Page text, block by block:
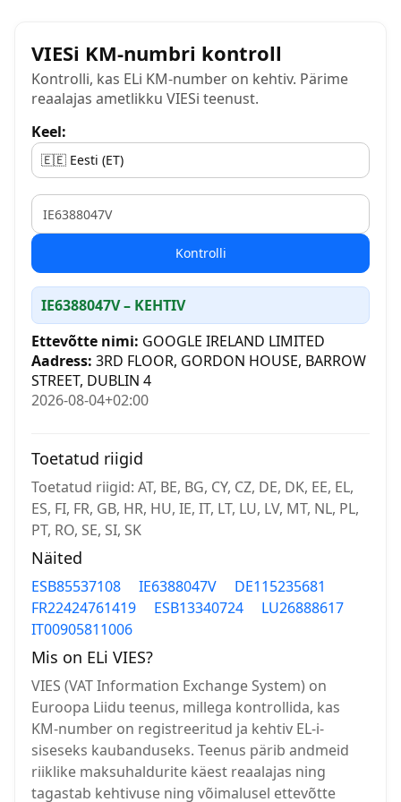
VIESi KM-numbri kontroll
Kontrolli, kas ELi KM-number on kehtiv. Pärime
reaalajas ametlikku VIESi teenust.
Keel:
Kontrolli
IE6388047V – KEHTIV
Ettevõtte nimi: GOOGLE IRELAND LIMITED
Aadress: 3RD FLOOR, GORDON HOUSE, BARROW
STREET, DUBLIN 4
2026-08-04+02:00
Toetatud riigid
Toetatud riigid: AT, BE, BG, CY, CZ, DE, DK, EE, EL,
ES, FI, FR, GB, HR, HU, IE, IT, LT, LU, LV, MT, NL, PL,
PT, RO, SE, SI, SK
Näited
ESB85537108 IE6388047V
DE115235681
FR22424761419
ESB13340724
LU26888617
IT00905811006
Mis on ELi VIES?
VIES (VAT Information Exchange System) on
Euroopa Liidu teenus, millega kontrollida, kas
KM-number on registreeritud ja kehtiv EL-i-
siseseks kaubanduseks. Teenus pärib andmeid
riiklike maksuhaldurite käest reaalajas ning
tagastab kehtivuse ning võimalusel ettevõtte